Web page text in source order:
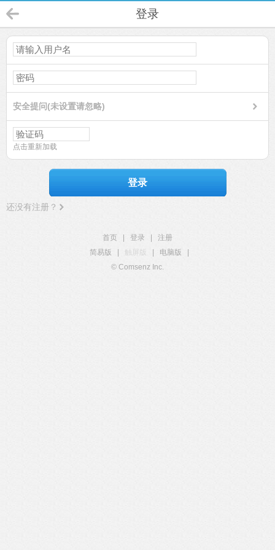
登录
安全提问(未设置请忽略)
点击重新加载
登录
还没有注册？
首页 登录
注册
简易版
触屏版 电脑版
© Comsenz Inc.